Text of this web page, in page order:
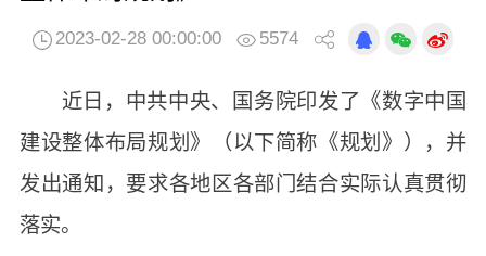
2023-02-28 00:00:00 5574
近日，中共中央、国务院印发了《数字中国
建设整体布局规划》（以下简称《规划》），并
发出通知，要求各地区各部门结合实际认真贯彻
落实。